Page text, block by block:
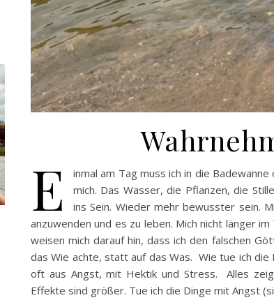
E
inmal am Tag muss ich in die
mich. Das Wasser, die Pflanzen, die
ins Sein. Wieder mehr bewusster sein.
anzuwenden und es zu leben. Mich nicht länger
weisen mich darauf hin, dass ich den falschen
das Wie achte, statt auf das Was. Wie tue ich die
oft aus Angst, mit Hektik und Stress. Alles
Effekte sind größer. Tue ich die Dinge mit Angst